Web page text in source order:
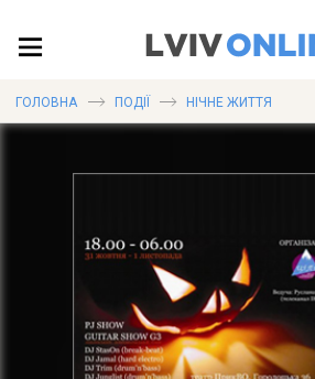
ПУБЛІКАЦІЇ
ГОЛОВНА ПОДІЇ НІЧНЕ ЖИТТЯ